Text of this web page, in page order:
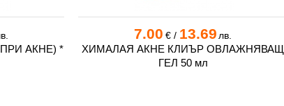
АКНЕ) *
7.00 €/ 13.69 лв.
ХИМАЛАЯ АКНЕ КЛИЪР ОВЛАЖНЯВАЩ
ГЕЛ 50 мл